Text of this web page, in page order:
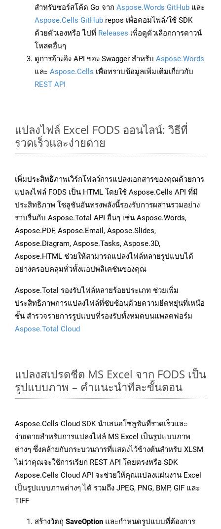
สำหรับซอร์สโค้ด Go จาก Aspose.Words GitHub และ
Aspose.Cells GitHub repos เพื่อคอมไพล์/ใช้ SDK
ด้วยตัวเองหรือ ไปที่ Releases เพื่อดูตัวเลือกการดาวน์
โหลดอื่นๆ
ดูการอ้างอิง API ของ Swagger สำหรับ Aspose.Words
และ Aspose.Cells เพื่อทราบข้อมูลเพิ่มเติมเกี่ยวกับ
REST API
แปลงไฟล์ Excel FODS ออนไลน์: วิธีที่
รวดเร็วและง่ายดาย
เพิ่มประสิทธิภาพเวิร์กโฟลว์การแปลงเอกสารของคุณด้วยการ
แปลงไฟล์ FODS เป็น HTML โดยใช้ Aspose.Cells API ที่มี
ประสิทธิภาพ โซลูชันอันทรงพลังนี้รองรับการผสานรวมอย่าง
ราบรื่นกับ Aspose.Total API อื่นๆ เช่น Aspose.Words,
Aspose.PDF, Aspose.Email, Aspose.Slides,
Aspose.Diagram, Aspose.Tasks, Aspose.3D,
Aspose.HTML ช่วยให้สามารถแปลงไฟล์หลายรูปแบบได้
อย่างครอบคลุมทั่วทั้งแอปพลิเคชันของคุณ
Aspose.Total รองรับไฟล์หลายร้อยประเภท ช่วยเพิ่ม
ประสิทธิภาพการแปลงไฟล์ที่ซับซ้อนด้วยความยืดหยุ่นที่เหนือ
ชั้น สำรวจรายการรูปแบบที่รองรับทั้งหมดบนแพลตฟอร์ม
Aspose.Total Cloud
แปลงสเปรดชีต MS Excel จาก FODS เป็น
รูปแบบภาพ – คำแนะนำทีละขั้นตอน
Aspose.Cells Cloud SDK นำเสนอโซลูชันที่รวดเร็วและ
ง่ายดายสำหรับการแปลงไฟล์ MS Excel เป็นรูปแบบภาพ
ต่างๆ ซึ่งคล้ายกับกระบวนการที่แสดงไว้ข้างต้นสำหรับ XLSM
ไม่ว่าคุณจะใช้การเรียก REST API โดยตรงหรือ SDK
Aspose.Cells Cloud API จะช่วยให้คุณแปลงแผ่นงาน Excel
เป็นรูปแบบภาพต่างๆ ได้ รวมถึง JPEG, PNG, BMP, GIF และ
TIFF
สร้างวัตถุ SaveOption และกำหนดรูปแบบที่ต้องการ